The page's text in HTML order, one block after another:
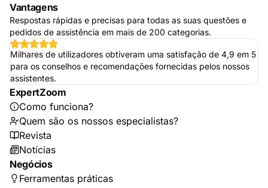
Vantagens
Respostas rápidas e precisas para todas as suas questões e
pedidos de assistência em mais de 200 categorias.
Milhares de utilizadores obtiveram uma satisfação de 4,9 em 5
para os conselhos e recomendações fornecidas pelos nossos
assistentes.
ExpertZoom
Como funciona?
Quem são os nossos especialistas?
Revista
Notícias
Negócios
Ferramentas práticas